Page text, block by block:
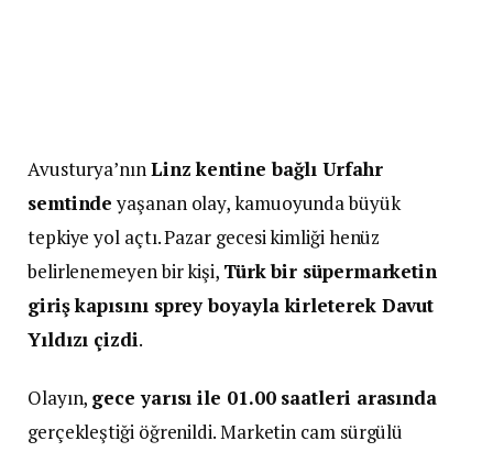
Avusturya’nınLinz kentine bağlı Urfahr
semtinde yaşanan olay, kamuoyunda büyük
tepkiye yol açtı. Pazar gecesi kimliği henüz
belirlenemeyen bir kişi, Türk bir süpermarketin
giriş kapısını sprey boyayla kirleterek Davut
Yıldızı çizdi.
Olayın, gece yarısı ile 01.00 saatleri arasında
gerçekleştiği öğrenildi. Marketin cam sürgülü